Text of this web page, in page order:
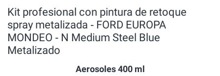
Kit profesional con pintura de retoque
spray metalizada ‐ FORD EUROPA
MONDEO ‐ N Medium Steel Blue
Metalizado
Aerosoles 400 ml